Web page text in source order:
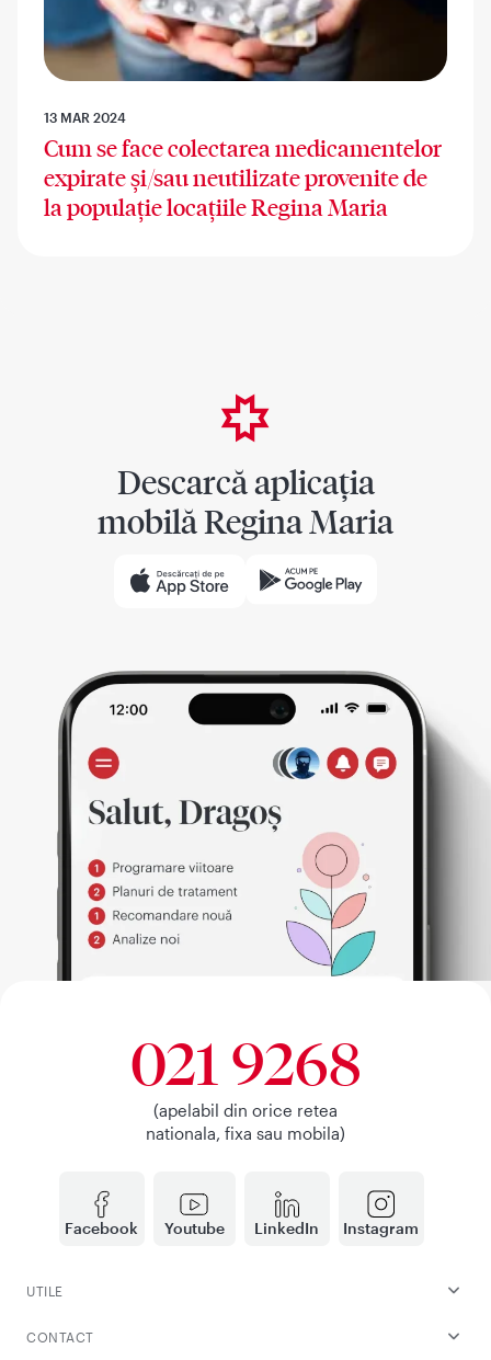
13 MAR 2024
Cum se face colectarea medicamentelor
expirate și/sau neutilizate provenite de
la populație locațiile Regina Maria
Descarcă aplicația
mobilă Regina Maria
Facebook Youtube LinkedIn Instagram
021 9268
(apelabil din orice retea
nationala, fixa sau mobila)
UTILE
CONTACT